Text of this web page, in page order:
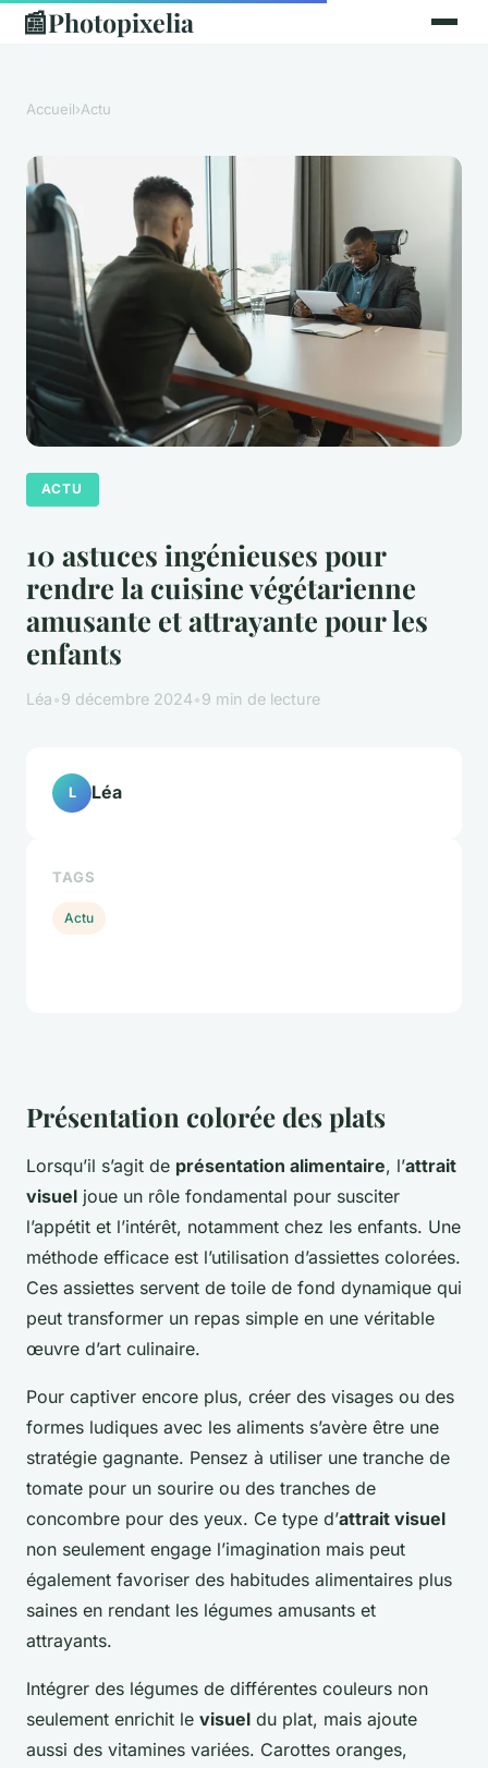
📰Photopixelia
Accueil›Actu
ACTU
10 astuces ingénieuses pour
rendre la cuisine végétarienne
amusante et attrayante pour les
enfants
Léa•9 décembre 2024•9 min de lecture
Présentation colorée des plats
Lorsqu’il s’agit de présentation alimentaire, l’attrait
visuel joue un rôle fondamental pour susciter
l’appétit et l’intérêt, notamment chez les enfants. Une
méthode efficace est l’utilisation d’assiettes colorées.
Ces assiettes servent de toile de fond dynamique qui
peut transformer un repas simple en une véritable
œuvre d’art culinaire.
Pour captiver encore plus, créer des visages ou des
formes ludiques avec les aliments s’avère être une
stratégie gagnante. Pensez à utiliser une tranche de
tomate pour un sourire ou des tranches de
concombre pour des yeux. Ce type d’attrait visuel
non seulement engage l’imagination mais peut
également favoriser des habitudes alimentaires plus
saines en rendant les légumes amusants et
attrayants.
Intégrer des légumes de différentes couleurs non
seulement enrichit le visuel du plat, mais ajoute
aussi des vitamines variées. Carottes oranges,
L Léa
TAGS
Actu